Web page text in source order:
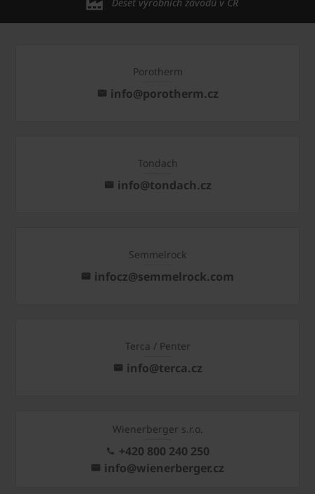
Porotherm
info@porotherm.cz
Tondach
info@tondach.cz
Semmelrock
infocz@semmelrock.com
Terca / Penter
info@terca.cz
Wienerberger s.r.o.
+420 800 240 250
info@wienerberger.cz